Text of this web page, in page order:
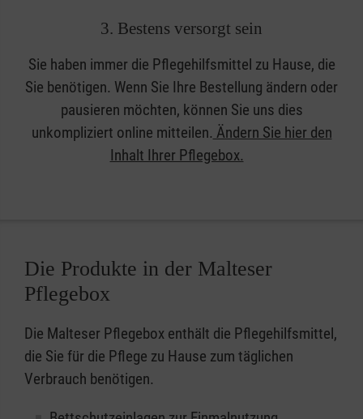
3. Bestens versorgt sein
Sie haben immer die Pflegehilfsmittel zu Hause, die
Sie benötigen. Wenn Sie Ihre Bestellung ändern oder
pausieren möchten, können Sie uns dies
unkompliziert online mitteilen. Ändern Sie hier den
Inhalt Ihrer Pflegebox.
Die Produkte in der Malteser
Pflegebox
Die Malteser Pflegebox enthält die Pflegehilfsmittel,
die Sie für die Pflege zu Hause zum täglichen
Verbrauch benötigen.